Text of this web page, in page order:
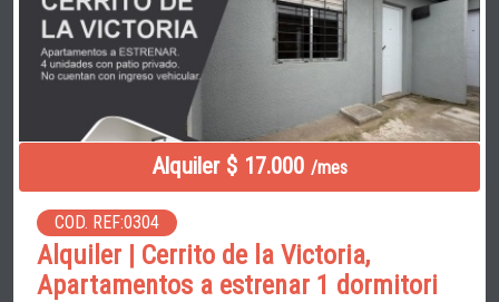
Alquiler $ 17.000 /mes
COD. REF:0304
Alquiler | Cerrito de la Victoria,
Apartamentos a estrenar 1 dormitori